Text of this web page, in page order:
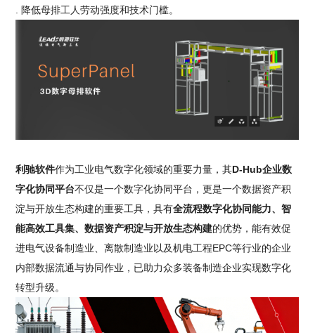
. 降低母排工人劳动强度和技术门槛。
利驰软件作为工业电气数字化领域的重要力量，其D-Hub企业数
字化协同平台不仅是一个数字化协同平台，更是一个数据资产积
淀与开放生态构建的重要工具，具有全流程数字化协同能力、智
能高效工具集、数据资产积淀与开放生态构建的优势，能有效促
进电气设备制造业、离散制造业以及机电工程EPC等行业的企业
内部数据流通与协同作业，已助力众多装备制造企业实现数字化
转型升级。